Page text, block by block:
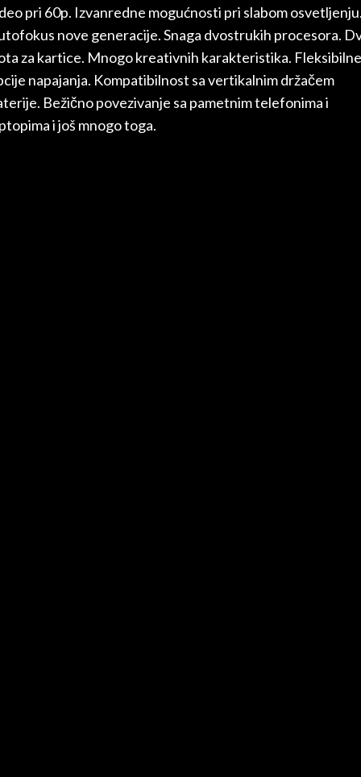
pri 60p. Izvanredne mogućnosti pri slabom
nove generacije. Snaga dvostrukih procesora.
za kartice. Mnogo kreativnih karakteristika. Fleksibilne
napajanja. Kompatibilnost sa vertikalnim držačem
Bežično povezivanje sa pametnim telefonima i
i još mnogo toga.